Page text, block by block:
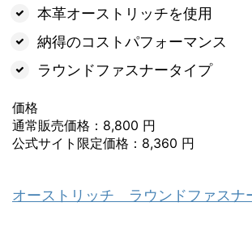
本革オーストリッチを使用
納得のコストパフォーマンス
ラウンドファスナータイプ
価格
通常販売価格：8,800 円
公式サイト限定価格：8,360 円
オーストリッチ ラウンドファス